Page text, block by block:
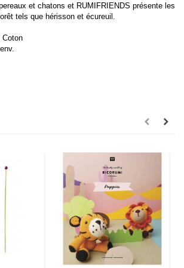
et chatons et RUMIFRIENDS présente les
tels que hérisson et écureuil.
Coton